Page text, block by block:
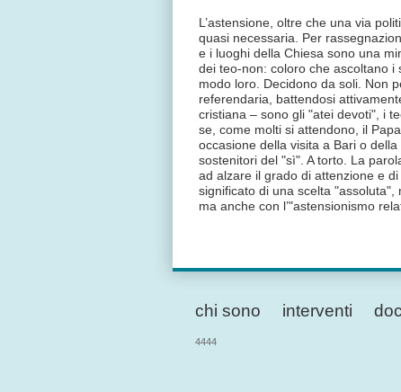
L’astensione, oltre che una via
quasi necessaria. Per
e i luoghi della Chiesa sono una
dei teo-non: coloro che ascoltano i
modo loro. Decidono da soli. Non
referendaria, battendosi
cristiana – sono gli "atei devoti", i
se, come molti si attendono, il
occasione della visita a Bari o
sostenitori del "sì". A torto. La
ad alzare il grado di attenzione e
significato di una scelta "assoluta",
ma anche con l’"astensionismo
chi sono interventi
4444